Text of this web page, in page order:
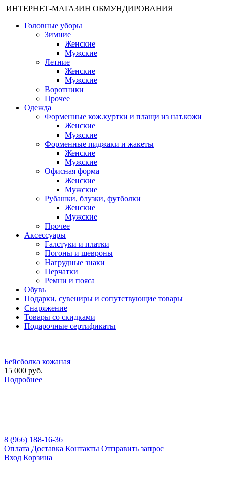
ИНТЕРНЕТ-МАГАЗИН ОБМУНДИРОВАНИЯ
Головные уборы
Зимние
Женские
Мужские
Летние
Женские
Мужские
Воротники
Прочее
Одежда
Форменные кож.куртки и плащи из нат.кожи
Женские
Мужские
Форменные пиджаки и жакеты
Женские
Мужские
Офисная форма
Женские
Мужские
Рубашки, блузки, футболки
Женские
Мужские
Прочее
Аксессуары
Галстуки и платки
Погоны и шевроны
Нагрудные знаки
Перчатки
Ремни и пояса
Обувь
Подарки, сувениры и сопутствующие товары
Снаряжение
Товары со скидками
Подарочные сертификаты
Бейсболка кожаная
15 000 руб.
Подробнее
8 (966) 188-16-36
Оплата Доставка Контакты Отправить запрос
Вход Корзина